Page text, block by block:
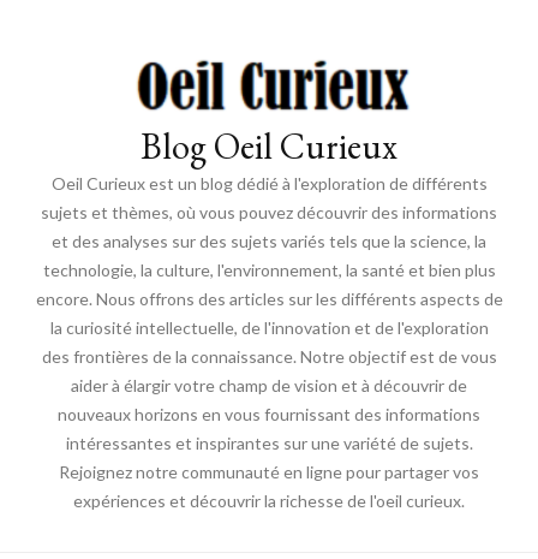
Blog Oeil Curieux
Oeil Curieux est un blog dédié à l'exploration de différents
sujets et thèmes, où vous pouvez découvrir des informations
et des analyses sur des sujets variés tels que la science, la
technologie, la culture, l'environnement, la santé et bien plus
encore. Nous offrons des articles sur les différents aspects de
la curiosité intellectuelle, de l'innovation et de l'exploration
des frontières de la connaissance. Notre objectif est de vous
aider à élargir votre champ de vision et à découvrir de
nouveaux horizons en vous fournissant des informations
intéressantes et inspirantes sur une variété de sujets.
Rejoignez notre communauté en ligne pour partager vos
expériences et découvrir la richesse de l'oeil curieux.